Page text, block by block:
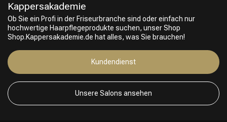
Friseurwahl
Kappersakademie
Ob Sie ein Profi in der Friseurbranche sind oder einfach nur
hochwertige Haarpflegeprodukte suchen, unser Shop
Shop.Kappersakademie.de hat alles, was Sie brauchen!
Kundendienst
Unsere Salons ansehen